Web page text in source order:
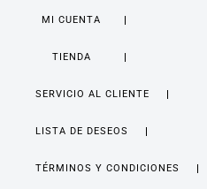
MI CUENTA
TIENDA
SERVICIO AL CLIENTE
LISTA DE DESEOS
TÉRMINOS Y CONDICIONES